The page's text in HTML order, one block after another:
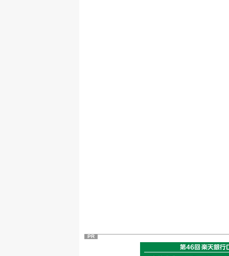
PR